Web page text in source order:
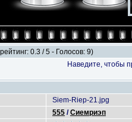
0.3 / 5 - Голосов: 9)
Наведите, чтобы
Siem-Riep-21.jpg
555 /Сиемриэп